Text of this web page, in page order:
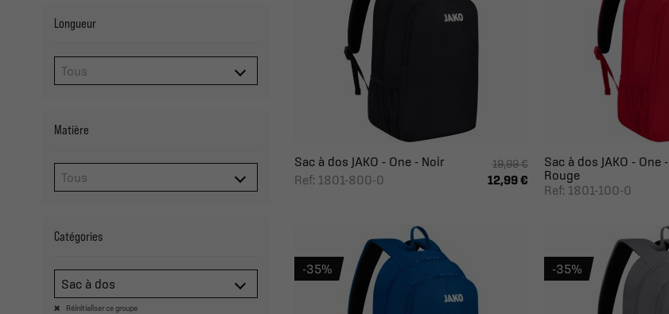
Longueur
Matière
Catégories
Sac à dos
Réinitialiser ce groupe
Sac à dos JAKO - One - Noir
Ref: 1801-800-0
19,99 €
12,99 €
Sac à dos JAKO - One -
Rouge
Ref: 1801-100-0
-35% -35%